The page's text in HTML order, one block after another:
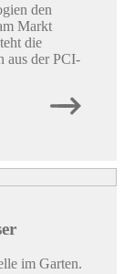
den
Markt
die
aus der PCI-
im Garten.